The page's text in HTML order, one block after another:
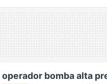
operador bomba alta